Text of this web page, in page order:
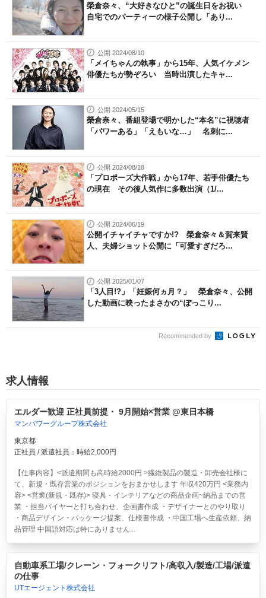
榮倉奈々、“大好きなひと”の誕生日をお祝い
自宅でのパーティーの様子公開し「あり...
公開 2024/08/10
「メイちゃんの執事」から15年、人気イケメン
俳優たちが勢ぞろい 当時出演したキャ...
公開 2024/05/15
榮倉奈々、番組登場で明かした“本名”に視聴者
「パワーある」「えもいな…」 名刺に...
公開 2024/08/18
「プロポーズ大作戦」から17年、若手俳優たち
の現在 その後人気作に多数出演（1/...
公開 2024/06/19
公開イチャイチャですか!? 榮倉奈々＆賀来賢
人、夫婦ショット公開に「可愛すぎだろ...
公開 2025/01/07
「3人目!?」「妊娠何ヵ月？」 榮倉奈々、公開
した動画に映ったまさかの“ぽっこり...
Recommended by
求人情報
エルダー歓迎 正社員前提・ 9月開始×営業 @東日本橋
マンパワーグループ株式会社
東京都
正社員 / 派遣社員：時給2,000円
【仕事内容】<派遣期間も高時給2000円 >繊維製品の製造・卸売会社様に
て、新規・既存営業のポジションをおまかせします 年収420万円 <業務内
容> <営業(新規・既存)> 寝具・インテリアなどの商品企画~納品までの営
業 ・担当バイヤーと打ち合わせ、企画書作成 ・デザイナーとのやり取り
・商品デザイン・パッケージ提案、仕様書作成 ・中国工場へ生産依頼、納
品管理 中国語対応は特にありません...
自動車系工場/クレーン・フォークリフト/高収入/製造/工場/派遣
の仕事
UTエージェント株式会社